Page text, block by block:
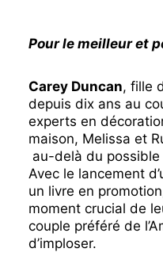
Pour le meilleur et
Carey Duncan, fille
depuis dix ans au
experts en
maison, Melissa et
au-delà du
Avec le lancement
un livre en
moment crucial de
couple préféré de
d’imploser.